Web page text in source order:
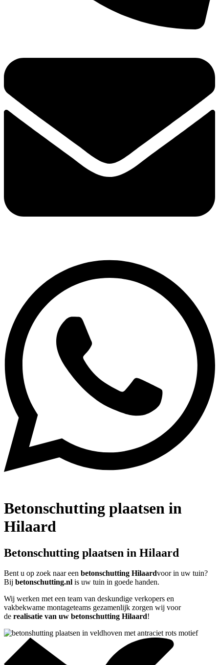
Betonschutting plaatsen in
Hilaard
Betonschutting plaatsen in Hilaard
Bent u op zoek naar een betonschutting Hilaardvoor in uw tuin?
Bij betonschutting.nl is uw tuin in goede handen.
Wij werken met een team van deskundige verkopers en
vakbekwame montageteams gezamenlijk zorgen wij voor
de realisatie van uw betonschutting Hilaard!